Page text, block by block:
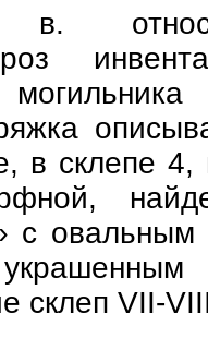
в склепе 4,
с
склеп VII-